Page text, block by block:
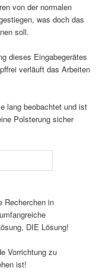
von der normalen
was doch das
soll.
dieses Eingabegerätes
verläuft das Arbeiten
lang beobachtet und ist
Polsterung sicher
Recherchen in
DIE Lösung!
Vorrichtung zu
ist!